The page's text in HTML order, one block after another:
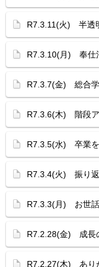
R7.3.11(火) 半透
R7.3.10(月) 奉仕
R7.3.7(金) 総合
R7.3.6(木) 階段ア
R7.3.5(水) 卒業
R7.3.4(火) 振り返
R7.3.3(月) お世話
R7.2.28(金) 成長
R7.2.27(木) あり